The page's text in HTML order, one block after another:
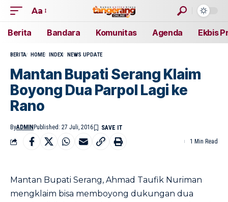
Aa
Berita Bandara Komunitas Agenda Ekbis
BERITA HOME INDEX NEWS UPDATE
Mantan Bupati Serang Klaim
Boyong Dua Parpol Lagi ke
Rano
ByADMIN Published: 27 Juli, 2016
1 Min Read
Mantan Bupati Serang, Ahmad Taufik Nuriman
mengklaim bisa memboyong dukungan dua